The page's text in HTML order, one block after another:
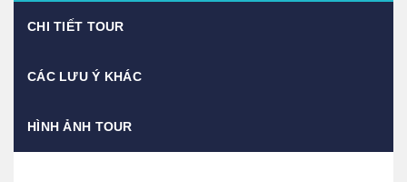
CHI TIẾT TOUR
CÁC LƯU Ý KHÁC
HÌNH ẢNH TOUR